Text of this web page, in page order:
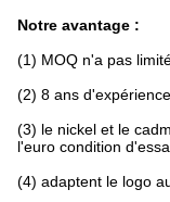
Notre avantage :
(1) MOQ n'a pas
(2) 8 ans
(3) le nickel et le
l'euro condition
(4) adaptent le logo